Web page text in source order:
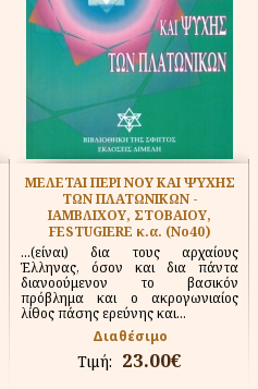
ΜΕΛΕΤΑΙ ΠΕΡΙ ΝΟΥ ΚΑΙ ΨΥΧΗΣ
ΤΩΝ ΠΛΑΤΩΝΙΚΩΝ -
ΙΑΜΒΛΙΧΟΥ, ΣΤΟΒΑΙΟΥ,
FESTUGIERE κ.α. (Νο40)
...(είναι) δια τους αρχαίους
Έλληνας, όσον και δια πάντα
διανοούμενον το βασικόν
πρόβλημα και ο ακρογωνιαίος
λίθος πάσης ερεύνης και...
Διαθέσιμο
Τιμή: 23.00€